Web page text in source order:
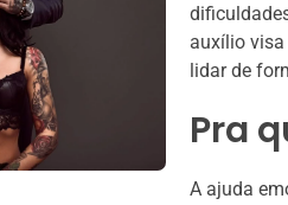
auxílio
lidar de
Pra
A ajuda